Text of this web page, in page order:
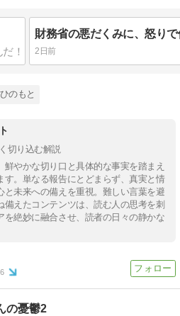
財務省の悪だくみに、怒り
2日前
のもと
切り込む解説
やかな切り口と具体的な事実を踏まえ
す。単なる報告にとどまらず、真実と情
と未来への備えを重視。難しい言葉を避
えたコンテンツは、読む人の思考を刺
を絶妙に融合させ、読者の日々の静かな
の憂鬱2